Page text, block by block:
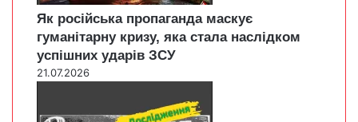
Як російська пропаганда маскує
гуманітарну кризу, яка стала наслідком
успішних ударів ЗСУ
21.07.2026